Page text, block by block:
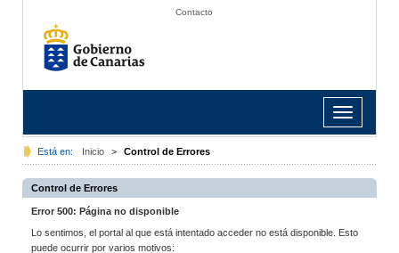
Contacto
Toggle
navigation
Está en: Inicio > Control de Errores
Control de Errores
Error 500: Página no disponible
Lo sentimos, el portal al que está intentado acceder no está disponible. Esto
puede ocurrir por varios motivos: